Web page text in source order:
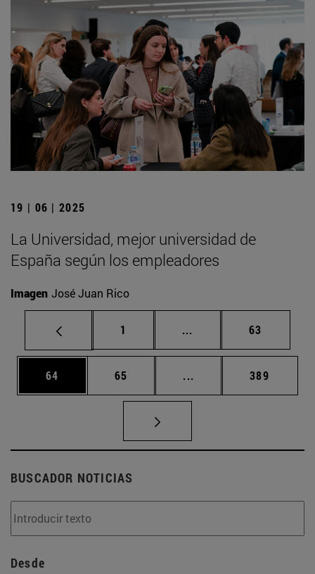
19 | 06 | 2025
La Universidad, mejor universidad de
España según los empleadores
Imagen José Juan Rico
Página
1 ... Páginas intermedias
Página
63
Página
64 Página
65 ... Páginas intermedias
Página
389
BUSCADOR NOTICIAS
Desde